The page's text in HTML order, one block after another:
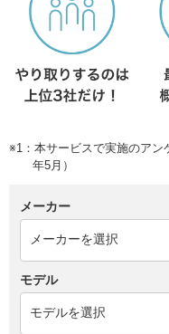
※1：本サービスで実施のアン
年5月）
メーカー
モデル